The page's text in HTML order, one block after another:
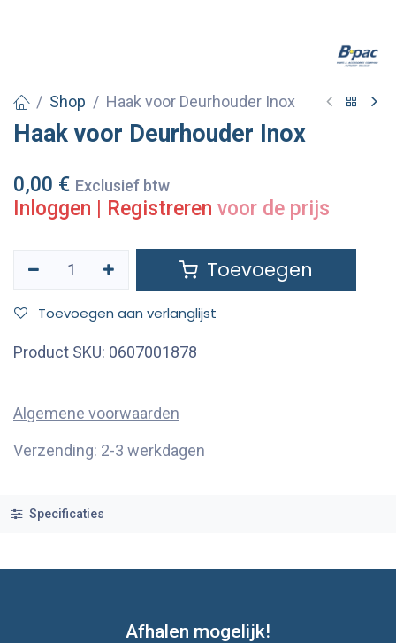
Shop Haak voor Deurhouder Inox
Haak voor Deurhouder Inox
0,00 € Exclusief btw
Inloggen Registreren voor de prijs
Toevoegen
Toevoegen aan verlanglijst
Product SKU: 0607001878
Algemene voorwaarden
Verzending: 2-3 werkdagen
Specificaties
Afhalen mogelijk!